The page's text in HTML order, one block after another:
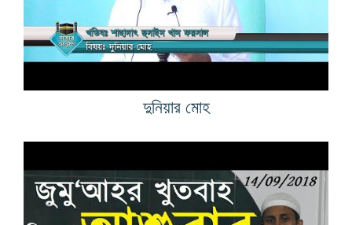
দুনিয়ার মোহ